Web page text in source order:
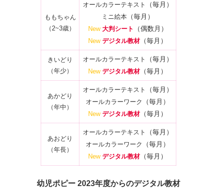
ももちゃん
（2~3歳）
オールカラーテキスト （毎月）
ミニ絵本（毎月）
New 大判シート （偶数月）
Newデジタル教材（毎月）
きいどり
（年少）
オールカラーテキスト （毎月）
New デジタル教材（毎月）
あかどり
（年中）
オールカラーテキスト （毎月）
オールカラーワーク （毎月）
New デジタル教材（毎月）
あおどり
（年長）
オールカラーテキスト （毎月）
オールカラーワーク （毎月）
New デジタル教材（毎月）
幼児ポピー 2023年度からのデジタル教材